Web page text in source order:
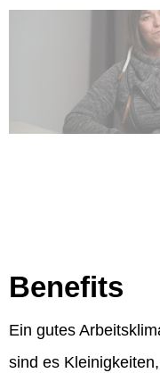
Benefits
Ein gutes
sind es